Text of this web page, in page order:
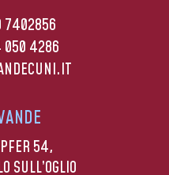
7402856
4286
54,
SULL’OGLIO